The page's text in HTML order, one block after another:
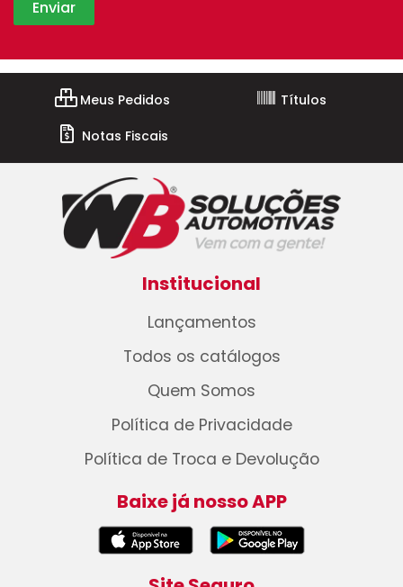
Meus Pedidos
Títulos
Notas Fiscais
Institucional
Lançamentos
Todos os catálogos
Quem Somos
Política de Privacidade
Política de Troca e Devolução
Baixe já nosso APP